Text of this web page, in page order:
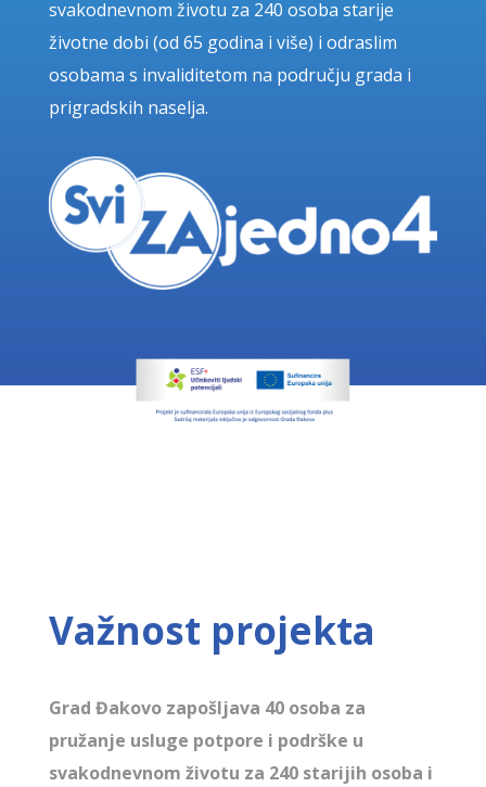
svakodnevnom životu za 240 osoba starije
životne dobi (od 65 godina i više) i odraslim
osobama s invaliditetom na području grada i
prigradskih naselja.
Važnost projekta
Grad Đakovo zapošljava 40 osoba za
pružanje usluge potpore i podrške u
svakodnevnom životu za 240 starijih osoba i